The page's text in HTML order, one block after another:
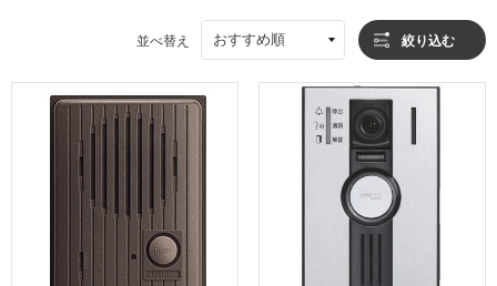
並べ替え おすすめ順 絞り込む